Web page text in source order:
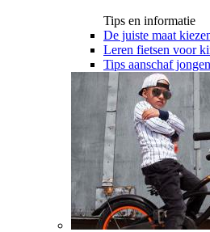
Tips en informatie
De juiste maat
Leren fietsen voor
Tips aanschaf